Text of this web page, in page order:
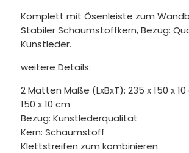
Komplett mit Ösenleiste zum
Stabiler Schaumstoffkern, Bezug:
Kunstleder.
weitere Details:
2 Matten Maße (LxBxT): 235 x 150 x
150 x 10 cm
Bezug: Kunstlederqualität
Kern: Schaumstoff
Klettstreifen zum kombinieren